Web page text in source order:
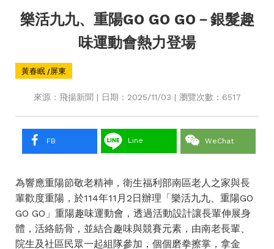
樂活九九、重陽GO GO GO－銀髮趣
味運動會熱力登場
黃春眠 /屏東
來源：飛揚新聞 | 日期：2025/11/03 | 瀏覽次數：6517
FB Line WeChat
為響應重陽節敬老精神，衛生福利部南區老人之家與長
輩歡度重陽，於114年11月2日辦理「樂活九九、重陽GO
GO GO」重陽趣味運動會，透過活動設計讓長輩伸展身
體，活絡筋骨，並結合趣味與競賽元素，由南老長輩、
院生及社區民眾一起組隊參加，個個磨拳擦掌，拿金